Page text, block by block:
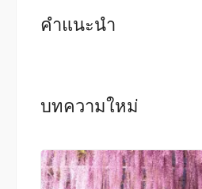
คำแนะนำ
บทความใหม่